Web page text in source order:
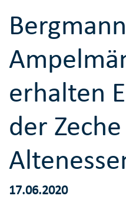
erhalten
der
17.06.2020